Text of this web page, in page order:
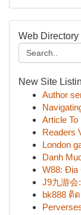
Web Directory
New Site
Author
Article To
Readers
London
Danh
W88: Địa
J9九游会
bk888 ติ